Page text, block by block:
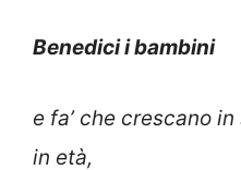
Benedici i bambini
e fa’ che crescano
in età,